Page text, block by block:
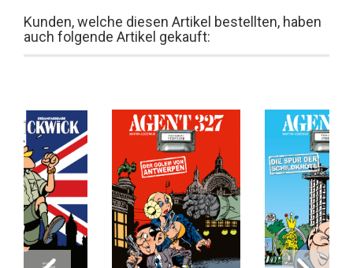
Kunden, welche diesen Artikel bestellten, haben
auch folgende Artikel gekauft: